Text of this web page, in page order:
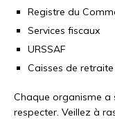
Registre du
Services fiscaux
URSSAF
Caisses de retraite
Chaque organisme a
respecter. Veillez à